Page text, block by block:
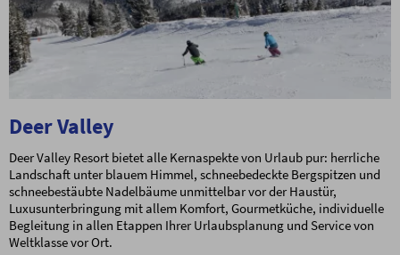
Deer Valley
Deer Valley Resort bietet alle Kernaspekte von Urlaub pur: herrliche
Landschaft unter blauem Himmel, schneebedeckte Bergspitzen und
schneebestäubte Nadelbäume unmittelbar vor der Haustür,
Luxusunterbringung mit allem Komfort, Gourmetküche, individuelle
Begleitung in allen Etappen Ihrer Urlaubsplanung und Service von
Weltklasse vor Ort.